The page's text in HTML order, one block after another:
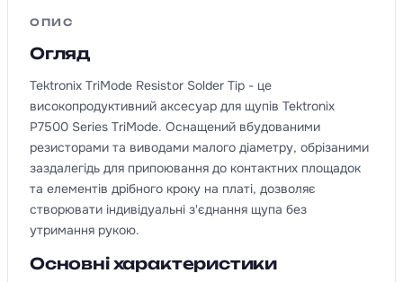
ОПИС
Огляд
Tektronix TriMode Resistor Solder Tip - це
високопродуктивний аксесуар для щупів Tektronix
P7500 Series TriMode. Оснащений вбудованими
резисторами та виводами малого діаметру, обрізаними
заздалегідь для припоювання до контактних площадок
та елементів дрібного кроку на платі, дозволяє
створювати індивідуальні з'єднання щупа без
утримання рукою.
Основні характеристики